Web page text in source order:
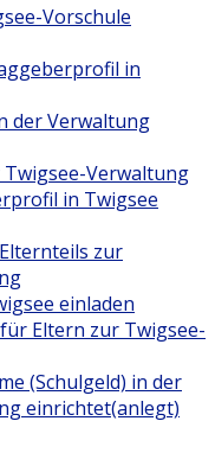
Vorschule
in
der Verwaltung
Verwaltung
in Twigsee
zur
einladen
Eltern zur Twigsee-
(Schulgeld) in der
einrichtet(anlegt)